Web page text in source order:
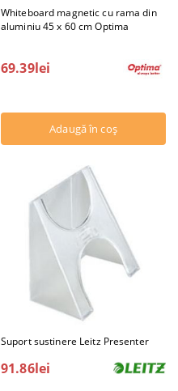
Whiteboard magnetic cu rama din
aluminiu 45 x 60 cm Optima
69.39lei
Suport sustinere Leitz Presenter
91.86lei